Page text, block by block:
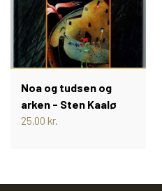
PIXI
PIXI
PIXI
ÆLLEBÆLLEBØGER
Noa og tudsen og
arken - Sten Kaalø
25,00 kr.